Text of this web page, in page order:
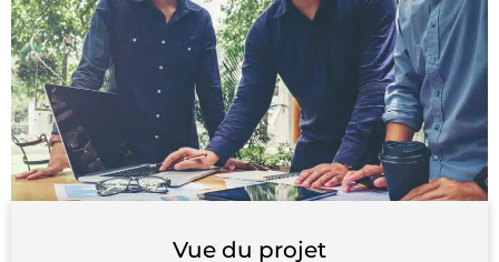
Vue du projet